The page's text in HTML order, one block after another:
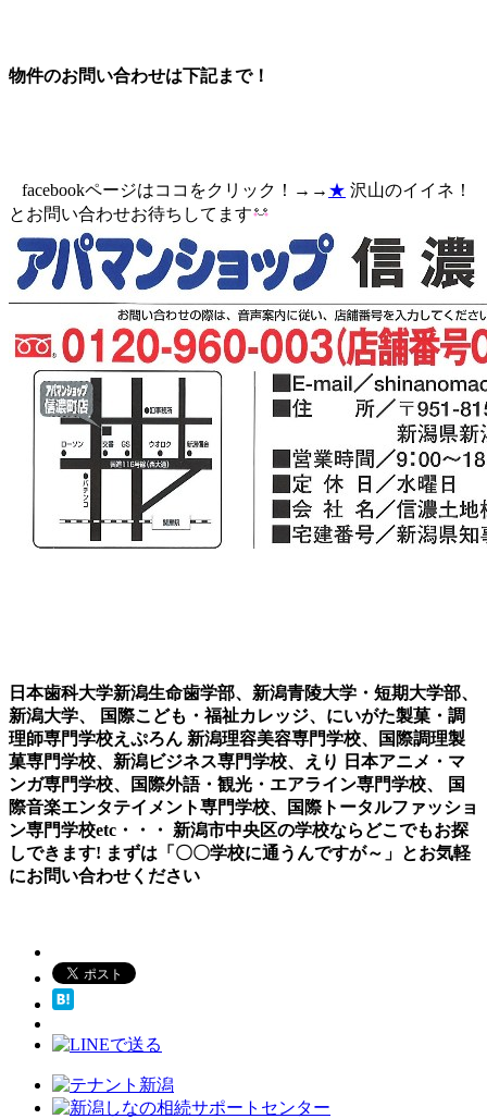
物件のお問い合わせは下記まで！
facebookページはココをクリック！→→ ★ 沢山のイイネ！
とお問い合わせお待ちしてます
日本歯科大学新潟生命歯学部、新潟青陵大学・短期大学部、
新潟大学、 国際こども・福祉カレッジ、にいがた製菓・調
理師専門学校えぷろん 新潟理容美容専門学校、国際調理製
菓専門学校、新潟ビジネス専門学校、えり 日本アニメ・マ
ンガ専門学校、国際外語・観光・エアライン専門学校、 国
際音楽エンタテイメント専門学校、国際トータルファッショ
ン専門学校etc・・・ 新潟市中央区の学校ならどこでもお探
しできます! まずは「〇〇学校に通うんですが～」とお気軽
にお問い合わせください